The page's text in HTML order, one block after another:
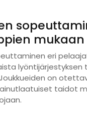
mukaan
eri
lyöntijärjestyksen
on
taidot